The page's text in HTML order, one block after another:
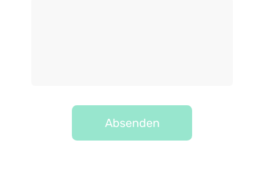
Absenden